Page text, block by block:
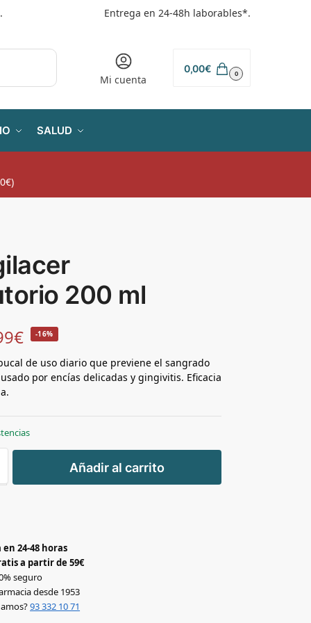
Entrega en 24-48h laborables*.
Mi cuenta
0,00€ 0
SALUD
200 ml
€ -16%
de uso diario que previene el sangrado
por encías delicadas y gingivitis. Eficacia
Añadir al carrito
24-48 horas
a partir de 59€
seguro
desde 1953
93 332 10 71